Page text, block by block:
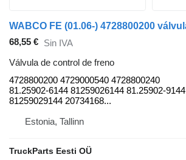
68,55 € Sin IVA
Válvula de control de freno
4728800200 4729000540 4728800240
81.25902-6144 81259026144 81.25902-9144
81259029144 20734168...
Estonia, Tallinn
TruckParts Eesti OÜ